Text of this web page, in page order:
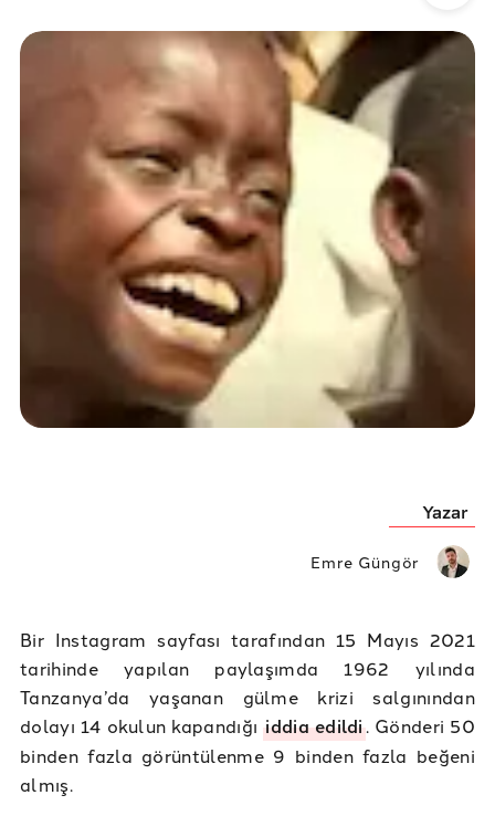
Yazar
Emre Güngör
Bir Instagram sayfası tarafından 15 Mayıs 2021
tarihinde yapılan paylaşımda 1962 yılında
Tanzanya’da yaşanan gülme krizi salgınından
dolayı 14 okulun kapandığıiddia edildi. Gönderi 50
binden fazla görüntülenme 9 binden fazla beğeni
almış.